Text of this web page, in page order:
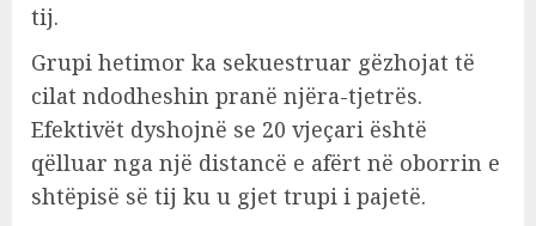
tij.
Grupi hetimor ka sekuestruar gëzhojat të
cilat ndodheshin pranë njëra-tjetrës.
Efektivët dyshojnë se 20 vjeçari është
qëlluar nga një distancë e afërt në oborrin e
shtëpisë së tij ku u gjet trupi i pajetë.